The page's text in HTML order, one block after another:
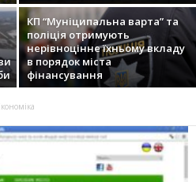
КП “Муніципальна варта” та
поліція отримують
нерівноцінне їхньому вкладу
в порядок міста
фінансування